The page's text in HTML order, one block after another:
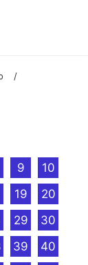
/
9
10
19
20
29
30
39
40